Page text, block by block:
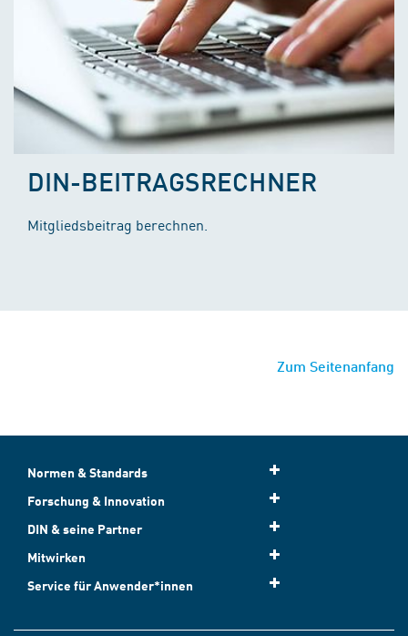
DIN-BEITRAGSRECHNER
Mitgliedsbeitrag berechnen.
Zum Seitenanfang
Normen & Standards
Forschung & Innovation
DIN & seine Partner
Mitwirken
Service für Anwender*innen